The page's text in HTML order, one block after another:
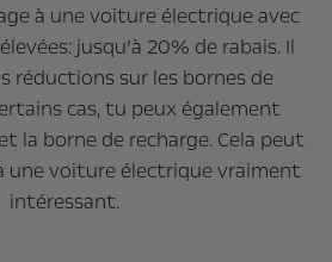
à une voiture électrique avec
jusqu’à 20% de rabais. Il
réductions sur les bornes de
cas, tu peux également
la borne de recharge. Cela peut
une voiture électrique vraiment
intéressant.